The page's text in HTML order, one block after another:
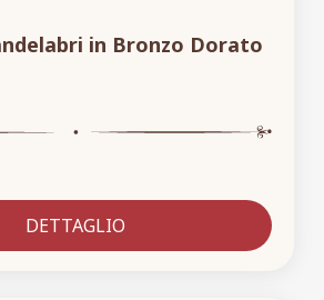
in Bronzo Dorato
DETTAGLIO